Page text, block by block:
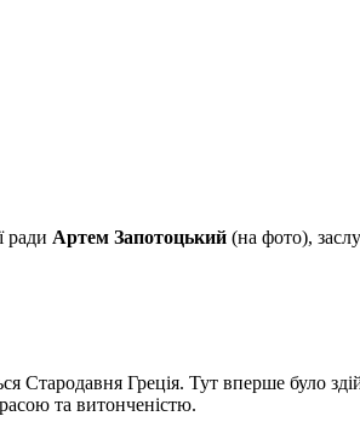
ради Артем Запотоцький (на фото),
Греція. Тут вперше було
та витонченістю.